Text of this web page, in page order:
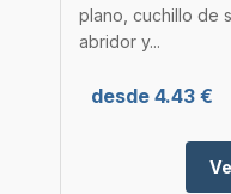
plano, cuchillo de
abridor y...
desde 4.43 €